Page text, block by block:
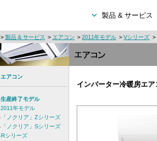
製品 & サービス
> 製品 & サービス > エアコン >2011年モデル >Vシリーズ >
インバーター冷暖房エア
エアコン
生産終了モデル
2011年モデル
「ノクリア」Zシリーズ
「ノクリア」Sシリーズ
Rシリーズ